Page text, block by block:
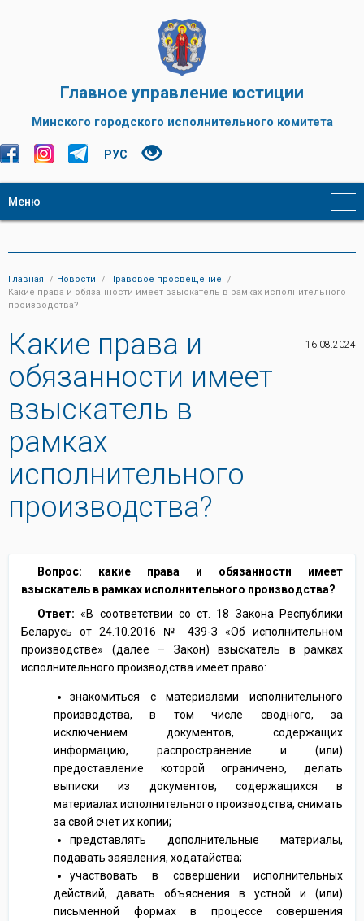
Главное управление юстиции
Минского городского исполнительного комитета
РУС
Меню
Главная Новости
Правовое просвещение
Какие права и обязанности имеет взыскатель в рамках исполнительного
производства?
Какие права и
обязанности имеет
взыскатель в
рамках
исполнительного
производства?
16.08.2024
Вопрос: какие права и обязанности имеет
взыскатель в рамках исполнительного производства?
Ответ: «В соответствии со ст. 18 Закона Республики
Беларусь от 24.10.2016 № 439-З «Об исполнительном
производстве» (далее – Закон) взыскатель в рамках
исполнительного производства имеет право:
знакомиться с материалами исполнительного
производства, в том числе сводного, за
исключением документов, содержащих
информацию, распространение и (или)
предоставление которой ограничено, делать
выписки из документов, содержащихся в
материалах исполнительного производства, снимать
за свой счет их копии;
представлять дополнительные материалы,
подавать заявления, ходатайства;
участвовать в совершении исполнительных
действий, давать объяснения в устной и (или)
письменной формах в процессе совершения